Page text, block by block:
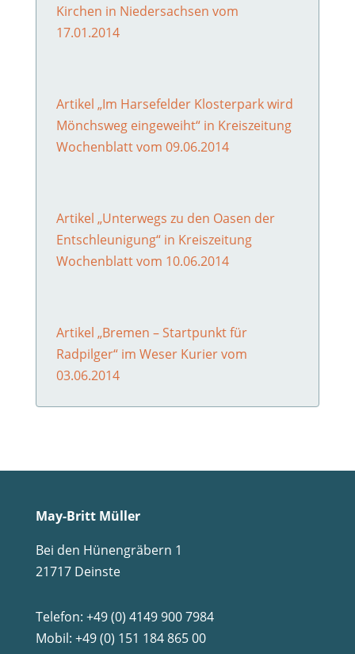
Kirchen in Niedersachsen vom
17.01.2014
Artikel „Im Harsefelder Klosterpark wird
Mönchsweg eingeweiht“ in Kreiszeitung
Wochenblatt vom 09.06.2014
Artikel „Unterwegs zu den Oasen der
Entschleunigung“ in Kreiszeitung
Wochenblatt vom 10.06.2014
Artikel „Bremen – Startpunkt für
Radpilger“ im Weser Kurier vom
03.06.2014
May-Britt Müller
Bei den Hünengräbern 1
21717 Deinste
Telefon: +49 (0) 4149 900 7984
Mobil: +49 (0) 151 184 865 00